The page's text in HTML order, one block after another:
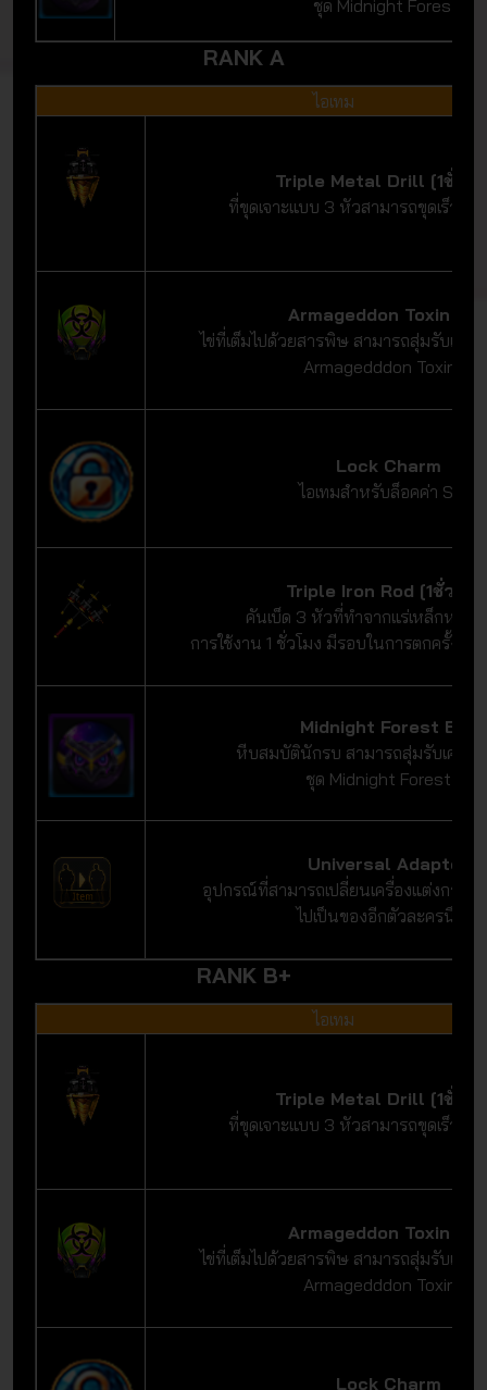
ชุด Midnight Forest ได้
RANK A
ไอเทม
Triple Metal Drill [1ชั่วโ
ที่ขุดเจาะแบบ 3 หัวสามารถขุดเร็วขึ้น
Armageddon Toxin Egg
ไข่ที่เต็มไปด้วยสารพิษ สามารถสุ่มรับเครื่
Armagedddon Toxinได้
Lock Charm
ไอเทมสำหรับล็อคค่า Stat
Triple Iron Rod [1ชั่วโม
คันเบ็ด 3 หัวที่ทำจากแร่เหล็กหาย
การใช้งาน 1 ชั่วโมง มีรอบในการตกครั้งล
Midnight Forest Egg
หีบสมบัตินักรบ สามารถสุ่มรับเครื่อ
ชุด Midnight Forest ได้
Universal Adapter
อุปกรณ์ที่สามารถเปลี่ยนเครื่องแต่งกายจ
ไปเป็นของอีกตัวละครนึงได้
RANK B+
ไอเทม
Triple Metal Drill [1ชั่วโ
ที่ขุดเจาะแบบ 3 หัวสามารถขุดเร็วขึ้น
Armageddon Toxin Egg
ไข่ที่เต็มไปด้วยสารพิษ สามารถสุ่มรับเครื่
Armagedddon Toxinได้
Lock Charm